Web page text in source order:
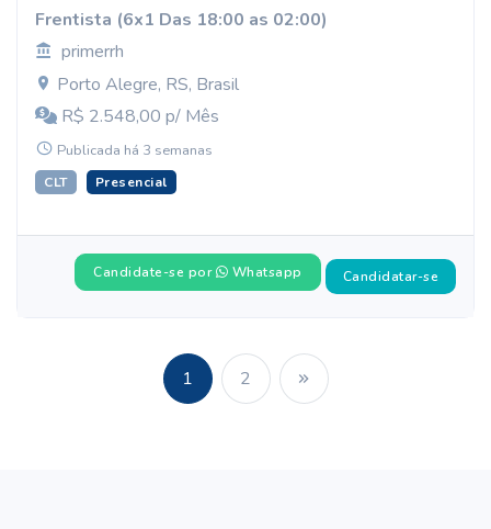
Frentista (6x1 Das 18:00 as 02:00)
primerrh
Porto Alegre, RS, Brasil
R$ 2.548,00 p/ Mês
Publicada há 3 semanas
CLT Presencial
Candidate-se por Whatsapp Candidatar-se
1 2